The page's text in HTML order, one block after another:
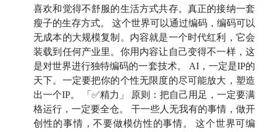
20:30 把自己创造出来，向世界输出秩序
27:51 时间的规模：长期主义的最大秘密，在于只要做
完，就是做成
35:22 人生所有的曲线中，只有一件事，年龄越大，
它越上升，那就是你对自己的了解
喜欢和觉得不舒服的生活方式共存。真正的接纳一套
瘦子的生存方式。 这个世界可以通过编码，编码可以
无成本的大规模复制。内容就是一个时代红利，它会
装载到任何产业里。你用内容让自己变得不一样，这
是对世界进行独特编码的一套技术。 AI，一定是IP的
天下。一定要把你的个性无限度的尽可能放大，塑造
出一个IP。 「✅精力」 原则：把自己用足，一定要满
格运行，一定要全仓。 干一些人无我有的事情，做开
创性的事情，不要做模仿性的事情。 这个世界可编